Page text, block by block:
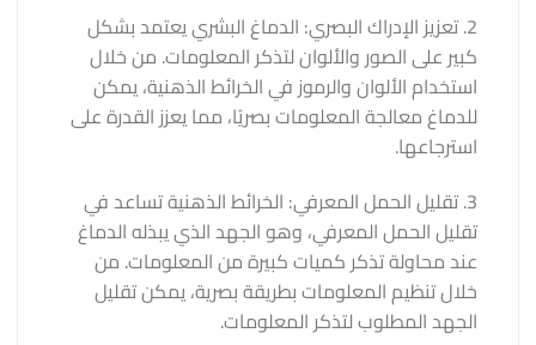
2. تعزيز الإدراك البصري: الدماغ البشري يعتمد بشكل
كبير على الصور والألوان لتذكر المعلومات. من خلال
استخدام الألوان والرموز في الخرائط الذهنية، يمكن
للدماغ معالجة المعلومات بصريًا، مما يعزز القدرة على
استرجاعها.
3. تقليل الحمل المعرفي: الخرائط الذهنية تساعد في
تقليل الحمل المعرفي، وهو الجهد الذي يبذله الدماغ
عند محاولة تذكر كميات كبيرة من المعلومات. من
خلال تنظيم المعلومات بطريقة بصرية، يمكن تقليل
الجهد المطلوب لتذكر المعلومات.